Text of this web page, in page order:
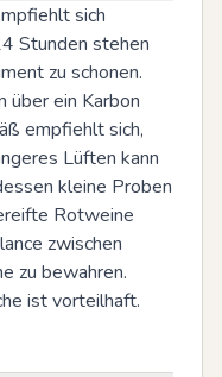
sich
Stunden stehen
zu schonen.
über ein Karbon
empfiehlt sich,
Lüften kann
kleine Proben
Rotweine
zwischen
zu bewahren.
ist vorteilhaft.